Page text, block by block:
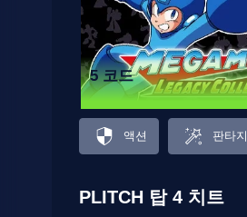
5 코드
액션 판타지
PLITCH 탑 4 치트